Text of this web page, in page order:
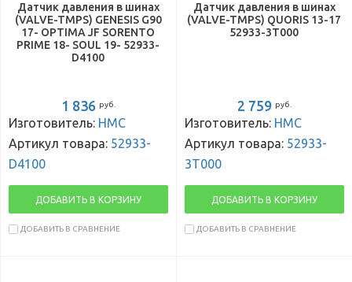
Датчик давления в шинах
(VALVE-TMPS) GENESIS G90
17- OPTIMA JF SORENTO
PRIME 18- SOUL 19- 52933-
D4100
1 836 руб.
Изготовитель: HMC
Артикул товара: 52933-
D4100
ДОБАВИТЬ В КОРЗИНУ
ДОБАВИТЬ В СРАВНЕНИЕ
Датчик давления в шинах
(VALVE-TMPS) QUORIS 13-17
52933-3T000
2 759 руб.
Изготовитель: HMC
Артикул товара: 52933-
3T000
ДОБАВИТЬ В КОРЗИНУ
ДОБАВИТЬ В СРАВНЕНИЕ